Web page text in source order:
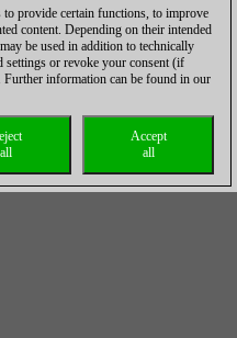
to provide certain functions, to improve
content. Depending on their intended
be used in addition to technically
settings or revoke your consent (if
information can be found in our
Accept
all
all